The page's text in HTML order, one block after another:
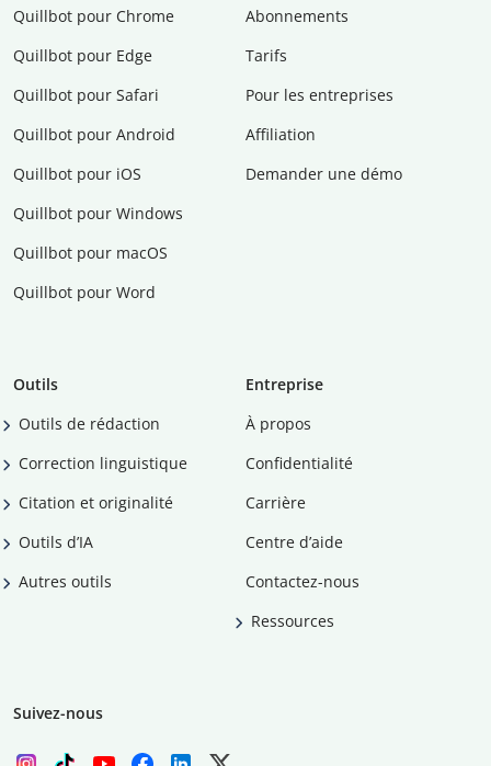
Quillbot pour Chrome
Quillbot pour Edge
Quillbot pour Safari
Quillbot pour Android
Quillbot pour iOS
Quillbot pour Windows
Quillbot pour macOS
Quillbot pour Word
Abonnements
Tarifs
Pour les entreprises
Affiliation
Demander une démo
Outils
Outils de rédaction
Correction linguistique
Citation et originalité
Outils d’IA
Autres outils
Entreprise
À propos
Confidentialité
Carrière
Centre d’aide
Contactez-nous
Ressources
Suivez-nous